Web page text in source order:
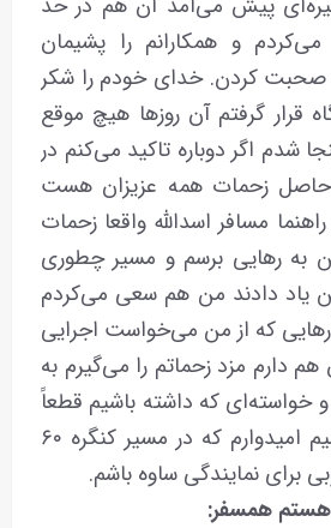
و همکارانم را پشیمان
صحبت کردن. خدای خودم را شکر
قرار گرفتم آن روزها هیچ موقع
شدم اگر دوباره تاکید می‌کنم در
حاصل زحمات همه عزیزان هست
مسافر اسدالله واقعا زحمات
به رهایی برسم و مسیر چطوری
یاد دادند من هم سعی می‌کردم
که از من می‌خواست اجرایی
هم دارم مزد زحماتم را می‌گیرم به
خواسته‌ای که داشته باشیم قطعاً
به آن جایگاه می‌رسیم امیدوارم که در مسیر کنگره ۶۰
برای نمایندگی ساوه باشم.
هستم همسفر: